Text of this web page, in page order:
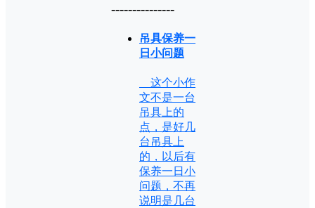
---------------
吊具保养一
日小问题
这个小作
文不是一台
吊具上的
点，是好几
台吊具上
的，以后有
保养一日小
问题，不再
说明是几台